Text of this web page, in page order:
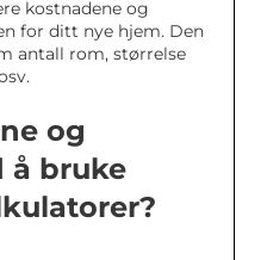
kostnadene og
for ditt nye hjem. Den
antall rom, størrelse
og
å bruke